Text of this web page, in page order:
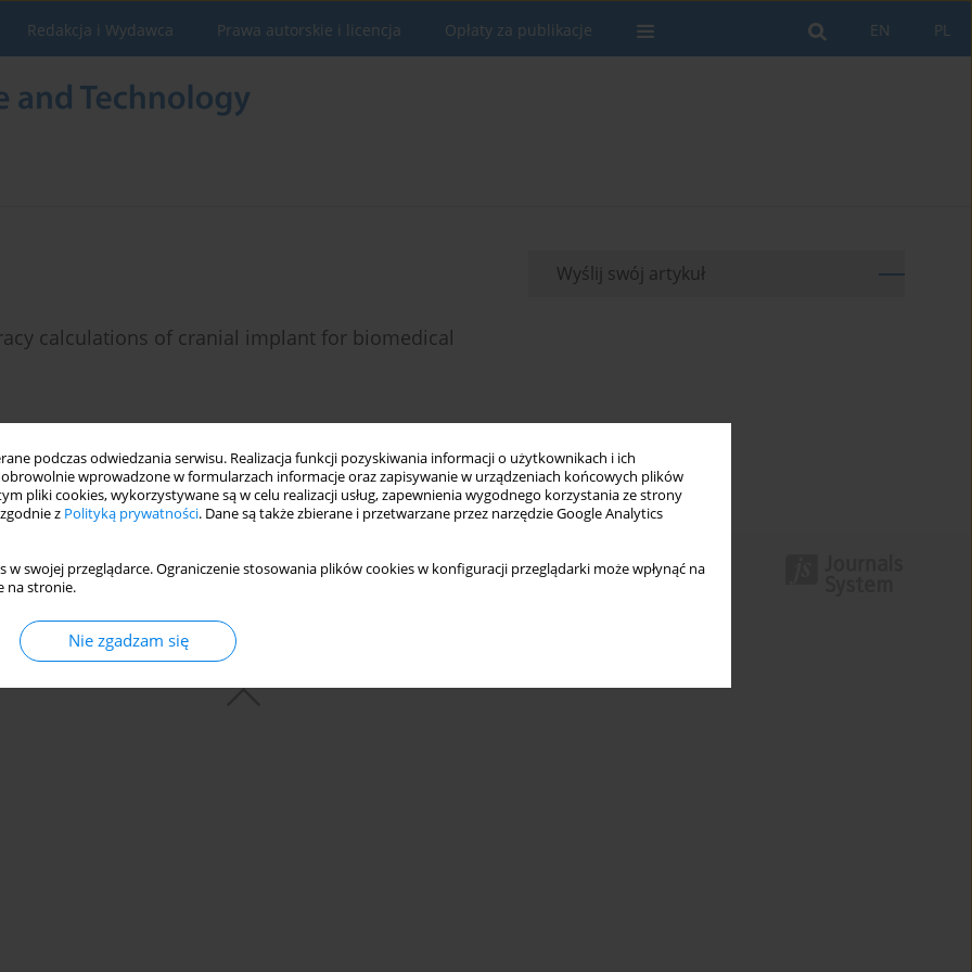
podczas odwiedzania serwisu. Realizacja funkcji pozyskiwania informacji o użytkownikach i ich
wprowadzone w formularzach informacje oraz zapisywanie w urządzeniach końcowych plików
pliki cookies, wykorzystywane są w celu realizacji usług, zapewnienia wygodnego korzystania ze strony
z Polityką prywatności. Dane są także zbierane i przetwarzane przez narzędzie Google Analytics
w swojej przeglądarce. Ograniczenie stosowania plików cookies w konfiguracji przeglądarki może wpłynąć na
na stronie.
Nie zgadzam się
PL
EN
Redakcja i Wydawca Prawa autorskie i licencja Opłaty za publikacje
calculations of cranial implant for biomedical
Statystyki
Wyślij swój artykuł
© 2006-2026 Journal hosting platform by